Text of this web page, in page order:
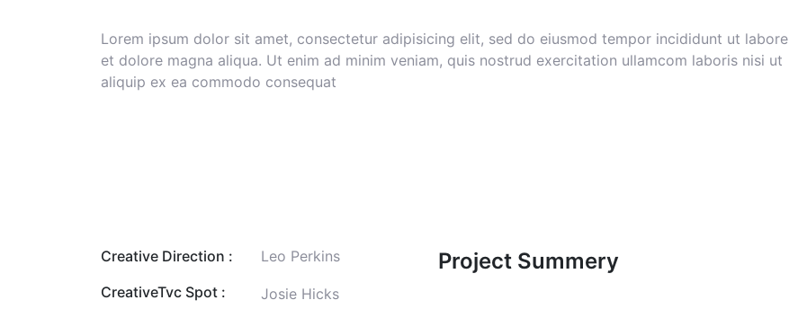
Lorem ipsum dolor sit amet, consectetur adipisicing elit, sed do eiusmod tempor incididunt ut labore
et dolore magna aliqua. Ut enim ad minim veniam, quis nostrud exercitation ullamcom laboris nisi ut
aliquip ex ea commodo consequat
Creative Direction :
CreativeTvc Spot :
Leo Perkins
Josie Hicks
Project Summery